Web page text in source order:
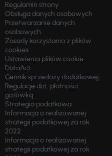
Regulamin strony
Obsługa danych osobowych
Przetwarzanie danych
osobowych
Zasady korzystania z plików
cookies
Ustawienia plików cookie
DataAct
Cennik sprzedaży dodatkowej
Regulacje dot. płatności
gotówką
Strategia podatkowa
Informacja o realizowanej
strategii podatkowej za rok
2022
Informacja o realizowanej
strategii podatkowej za rok